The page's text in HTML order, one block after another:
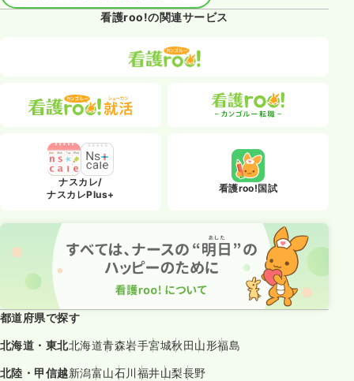
看護roo!の関連サービス
ナスカレ/
ナスカレPlus+
看護roo!国試
都道府県で探す
北海道・東北北海道青森岩手宮城秋田山形福島
北陸・甲信越新潟富山石川福井山梨長野